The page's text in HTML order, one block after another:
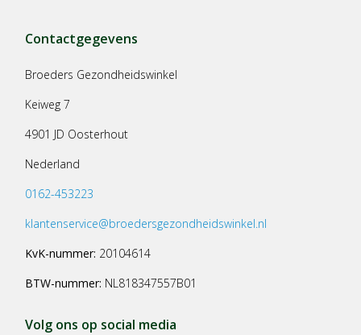
Contactgegevens
Broeders Gezondheidswinkel
Keiweg 7
4901 JD Oosterhout
Nederland
0162-453223
klantenservice@broedersgezondheidswinkel.nl
KvK-nummer: 20104614
BTW-nummer: NL818347557B01
Volg ons op social media